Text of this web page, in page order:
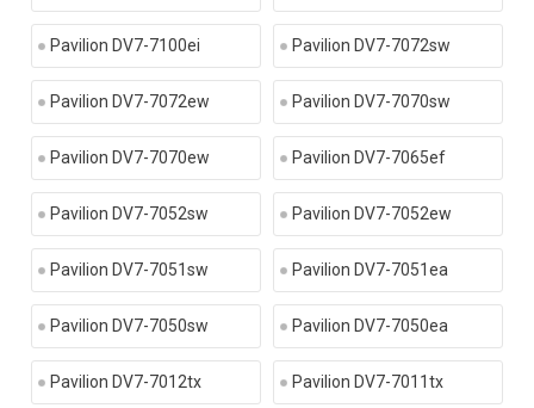
Pavilion DV7-7100ei Pavilion DV7-7072sw
Pavilion DV7-7072ew Pavilion DV7-7070sw
Pavilion DV7-7070ew Pavilion DV7-7065ef
Pavilion DV7-7052sw Pavilion DV7-7052ew
Pavilion DV7-7051sw Pavilion DV7-7051ea
Pavilion DV7-7050sw Pavilion DV7-7050ea
Pavilion DV7-7012tx Pavilion DV7-7011tx